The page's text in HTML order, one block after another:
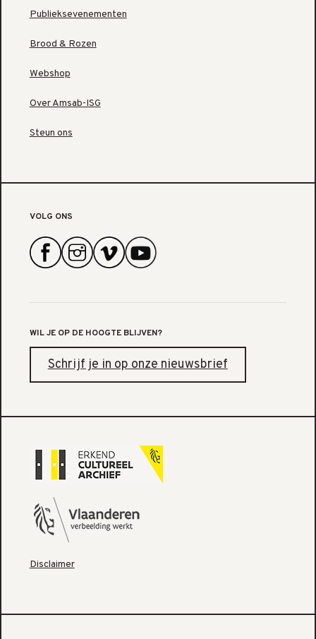
Publieksevenementen
Brood & Rozen
Webshop
Over Amsab-ISG
Steun ons
VOLG ONS
WIL JE OP DE HOOGTE BLIJVEN?
Schrijf je in op onze nieuwsbrief
Disclaimer